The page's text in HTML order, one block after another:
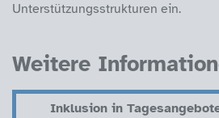
Unterstützungsstrukturen ein.
Weitere
Inklusion in